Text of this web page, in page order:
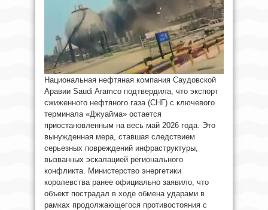
Национальная нефтяная компания Саудовской
Аравии Saudi Aramco подтвердила, что экспорт
сжиженного нефтяного газа (СНГ) с ключевого
терминала «Джуайма» остается
приостановленным на весь май 2026 года. Это
вынужденная мера, ставшая следствием
серьезных повреждений инфраструктуры,
вызванных эскалацией регионального
конфликта. Министерство энергетики
королевства ранее официально заявило, что
объект пострадал в ходе обмена ударами в
рамках продолжающегося противостояния с